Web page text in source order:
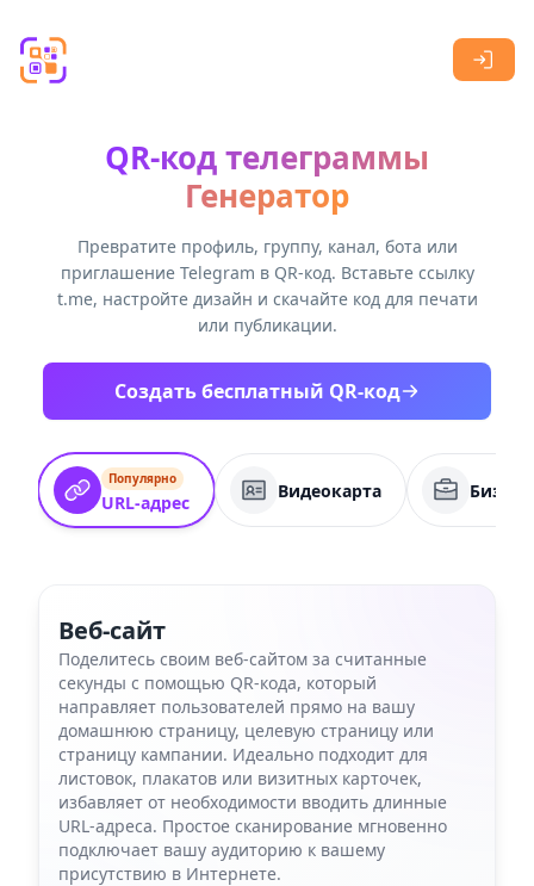
QR-код телеграммы
Генератор
Превратите профиль, группу, канал, бота или
приглашение Telegram в QR-код. Вставьте ссылку
t.me, настройте дизайн и скачайте код для печати
или публикации.
Создать бесплатный QR-код
Популярно
URL-адрес
Видеокарта
Веб-сайт
Поделитесь своим веб-сайтом за считанные
секунды с помощью QR-кода, который
направляет пользователей прямо на вашу
домашнюю страницу, целевую страницу или
страницу кампании. Идеально подходит для
листовок, плакатов или визитных карточек,
избавляет от необходимости вводить длинные
URL-адреса. Простое сканирование мгновенно
подключает вашу аудиторию к вашему
присутствию в Интернете.